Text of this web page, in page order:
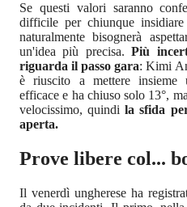
Se questi valori saranno
difficile per chiunque
naturalmente bisognerà
un'idea più precisa.Più
riguarda il passo gara: Kimi
è riuscito a mettere insieme
efficace e ha chiuso solo 13°,
velocissimo, quindila sfida
aperta.
Prove libere col...
Il venerdì ungherese ha